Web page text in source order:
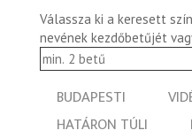
Válassza ki a keresett
nevének kezdőbetűjét
BUDAPESTI
HATÁRON TÚLI